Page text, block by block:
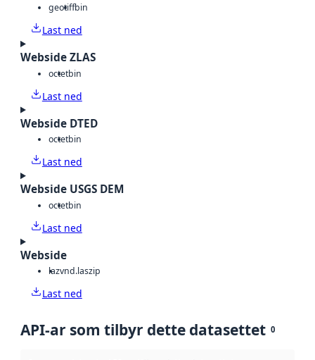
geotiffbin
Last ned
Webside ZLAS
octetbin
Last ned
Webside DTED
octetbin
Last ned
Webside USGS DEM
octetbin
Last ned
Webside
lazvnd.laszip
Last ned
API-ar som tilbyr dette datasettet 0